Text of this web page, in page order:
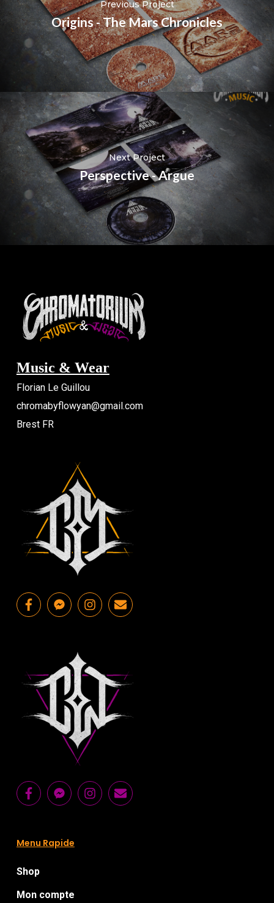
Previous Project
Origins - The Mars Chronicles
Next Project
Perspective - Argue
Music & Wear
Florian Le Guillou
chromabyflowyan@gmail.com
Brest FR
Menu Rapide
Shop
Mon compte